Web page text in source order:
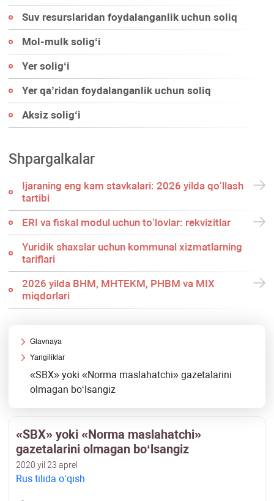
Suv resurslaridan foydalanganlik uchun soliq
Mol-mulk soligʻi
Yer soligʻi
Yer qa’ridan foydalanganlik uchun soliq
Aksiz soligʻi
Shpargalkalar
Ijaraning eng kam stavkalari: 2026 yilda qoʻllash
tartibi
ERI va fiskal modul uchun toʻlovlar: rekvizitlar
Yuridik shaхslar uchun kommunal хizmatlarning
tariflari
2026 yilda BHM, MHTEKM, PHBM va MIX
miqdorlari
Glavnaya
Yangiliklar
«SBX» yoki «Norma maslahatchi» gazetalarini
olmagan boʻlsangiz
«SBX» yoki «Norma maslahatchi»
gazetalarini olmagan boʻlsangiz
2020 yil 23 aprel
Rus tilida oʻqish